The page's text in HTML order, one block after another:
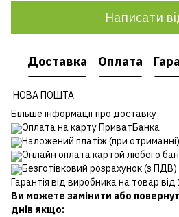
Написати
Доставка Оплата
НОВА ПОШТА
Більше інформації про доставку
Оплата на карту ПриватБанка
Наложений платіж (при отриманні)
Онлайн оплата картой любого
Безготівковий розрахунок (з ПДВ)
Гарантія від виробника на товар від
Ви можете замінити або
днів якщо: